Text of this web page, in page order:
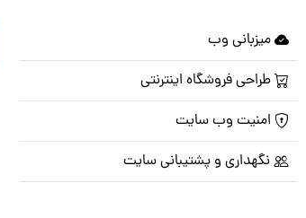
میزبانی وب
طراحی فروشگاه اینترنتی
امنیت وب سایت
نگهداری و پشتیبانی سایت